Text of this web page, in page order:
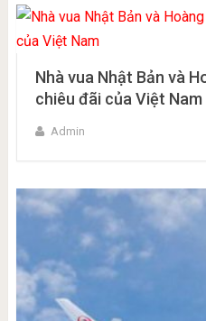
Nhà vua Nhật Bản và
chiêu đãi của Việt Nam
Admin